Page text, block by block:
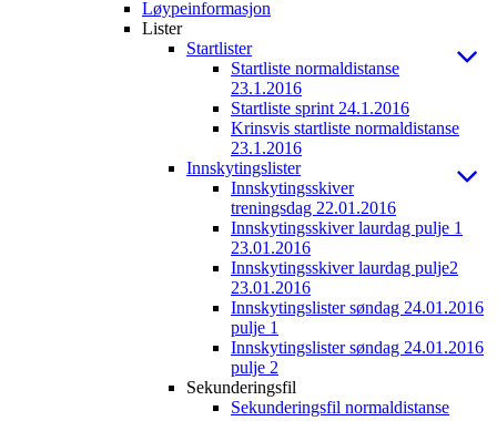
Løypeinformasjon
Lister
Startlister
Startliste normaldistanse
23.1.2016
Startliste sprint 24.1.2016
Krinsvis startliste normaldistanse
23.1.2016
Innskytingslister
Innskytingsskiver
treningsdag 22.01.2016
Innskytingsskiver laurdag pulje 1
23.01.2016
Innskytingsskiver laurdag pulje2
23.01.2016
Innskytingslister søndag 24.01.2016
pulje 1
Innskytingslister søndag 24.01.2016
pulje 2
Sekunderingsfil
Sekunderingsfil normaldistanse